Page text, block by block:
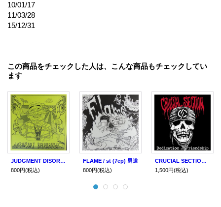
10/01/17
11/03/28
15/12/31
この商品をチェックした人は、こんな商品もチェックしてい
ます
JUDGMENT DISORDERLY / Low power (7ep) 男道
800円(税込)
FLAME / st (7ep) 男道
800円(税込)
CRUCIAL SECTION / Dedication and friendship (7ep) Crew for life
1,500円(税込)